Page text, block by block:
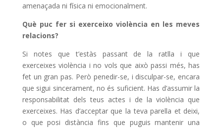
amenaçada ni física ni emocionalment.
Què puc fer si exerceixo violència en les meves
relacions?
Si notes que t’estàs passant de la ratlla i que
exerceixes violència i no vols que això passi més, has
fet un gran pas. Però penedir-se, i disculpar-se, encara
que sigui sincerament, no és suficient. Has d’assumir la
responsabilitat dels teus actes i de la violència que
exerceixes. Has d’acceptar que la teva parella et deixi,
o que posi distància fins que puguis mantenir una